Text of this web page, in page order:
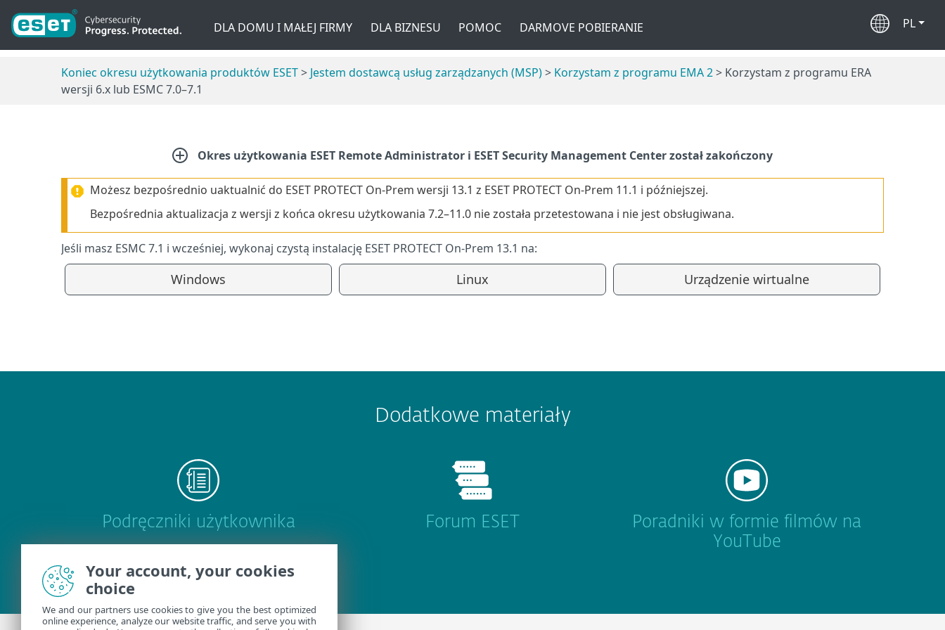
DLA DOMU I MAŁEJ FIRMY DLA BIZNESU POMOC DARMOVE POBIERANIE PL
Koniec okresu użytkowania produktów ESET> Jestem dostawcą usług zarządzanych (MSP)> Korzystam z programu EMA 2> Korzystam z programu ERA
wersji 6.x lub ESMC 7.0–7.1
Okres użytkowania ESET Remote Administrator i ESET Security Management Center został zakończony
Możesz bezpośrednio uaktualnić do ESET PROTECT On-Prem wersji 13.1 z ESET PROTECT On-Prem 11.1 i późniejszej.
Bezpośrednia aktualizacja z wersji z końca okresu użytkowania 7.2–11.0 nie została przetestowana i nie jest obsługiwana.
Jeśli masz ESMC 7.1 i wcześniej, wykonaj czystą instalację ESET PROTECT On-Prem 13.1 na:
Windows Linux Urządzenie wirtualne
Dodatkowe materiały
Podręczniki użytkownika Forum ESET
Poradniki w formie filmów na
YouTube
Your account, your cookies
choice
We and our partners use cookies to give you the best optimized
online experience, analyze our website traffic, and serve you with